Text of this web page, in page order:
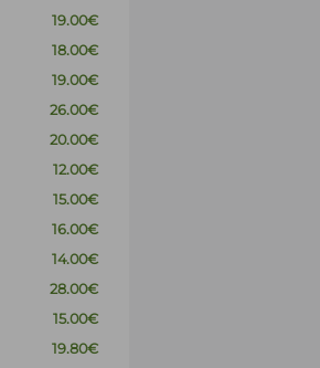
19.00€
18.00€
19.00€
26.00€
20.00€
12.00€
15.00€
16.00€
14.00€
28.00€
15.00€
19.80€